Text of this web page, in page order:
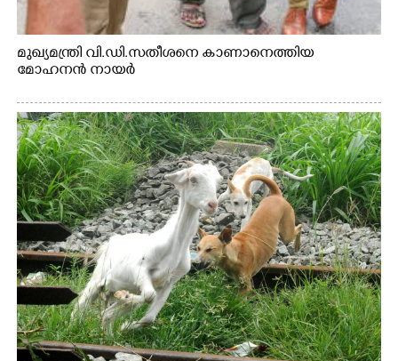
മുഖ്യമന്ത്രി വി.ഡി.സതീശനെ കാണാനെത്തിയ
മോഹനൻ നായർ